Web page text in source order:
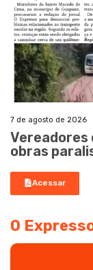
7 de agosto de 2026
Vereadores
obras
Acessar
O